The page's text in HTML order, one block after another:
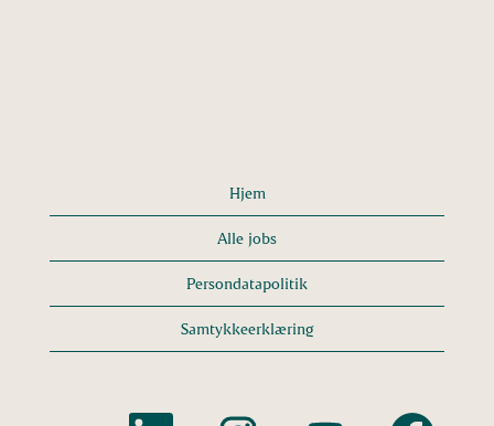
Hjem
Alle jobs
Persondatapolitik
Samtykkeerklæring
Å